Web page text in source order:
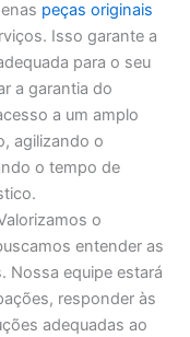
peças originais
Isso garante a
para o seu
a garantia do
a um amplo
agilizando o
o tempo de
o
entender as
Nossa equipe estará
responder às
adequadas ao